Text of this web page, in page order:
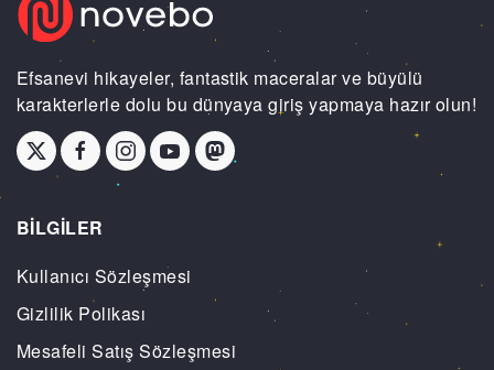
Efsanevi hikayeler, fantastik maceralar ve büyülü
karakterlerle dolu bu dünyaya giriş yapmaya hazır olun!
BİLGİLER
Kullanıcı Sözleşmesi
Gizlilik Polikası
Mesafeli Satış Sözleşmesi